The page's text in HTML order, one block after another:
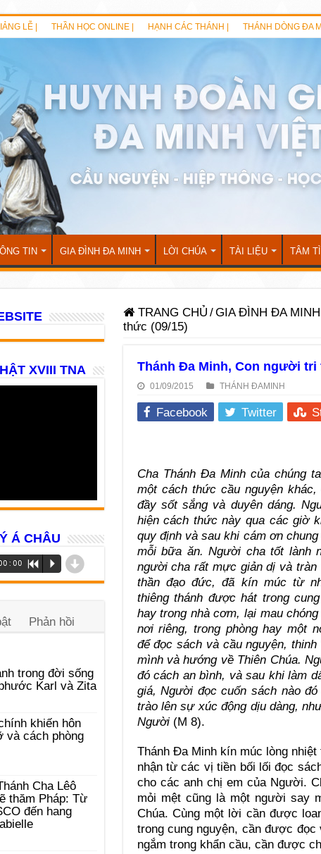
LỄ | THẦN HỌC ONLINE | HẠNH CÁC THÁNH | THÁNH DÒNG ĐA
TIN GIA ĐÌNH ĐA MINH LỜI CHÚA TÀI LIỆU TÂM
TRANG CHỦ /GIA ĐÌNH ĐA MINH
thức (09/15)
Thánh Đa Minh, Con người tri
01/09/2015 THÁNH ĐAMINH
Facebook Twitter
Cha Thánh Đa Minh của chúng
một cách thức cầu nguyện khác,
đầy sốt sắng và duyên dáng.
hiện cách thức này qua các giờ
quy định và sau khi cám ơn
mỗi bữa ăn. Người cha tốt lành
người cha rất mực giản dị và tràn
thần đạo đức, đã kín múc từ
thiêng thánh được hát trong
hay trong nhà cơm, lại mau
nơi riêng, trong phòng hay một
để đọc sách và cầu nguyện, thinh
mình và hướng về Thiên Chúa.
đó cách an bình, và sau khi làm
giá, Người đọc cuốn sách nào
trào lên sự xúc động dịu dàng,
Người(M 8).
Thánh Đa Minh kín múc lòng
nhận từ các vị tiền bối lối đọc
cho các anh chị em của Người.
mỏi mệt cũng là một người say
Chúa. Cùng một lời cần được
trong cung nguyện, cần được
ngắm trong khẩn cầu, cần được
XVIII TNA
Á CHÂU
R P d
Phản hồi
trong đời sống
Karl và Zita
khiến hôn
và cách phòng
Cha Lêô
thăm Pháp: Từ
đến hang